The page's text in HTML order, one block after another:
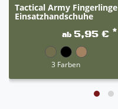
Tactical Army Fingerlinge
Einsatzhandschuhe
ab 5,95 € *
3 Farben